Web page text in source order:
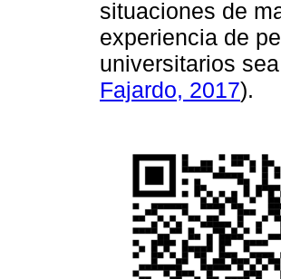
situaciones de
experiencia de
universitarios
Fajardo, 2017).